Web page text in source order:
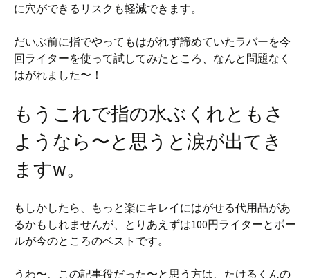
に穴ができるリスクも軽減できます。
だいぶ前に指でやってもはがれず諦めていたラバーを今
回ライターを使って試してみたところ、なんと問題なく
はがれました〜！
もうこれで指の水ぶくれともさ
ようなら〜と思うと涙が出てき
ますw。
もしかしたら、もっと楽にキレイにはがせる代用品があ
るかもしれませんが、とりあえずは100円ライターとボー
ルが今のところのベストです。
うわ〜、この記事役だった〜と思う方は、たけるくんの